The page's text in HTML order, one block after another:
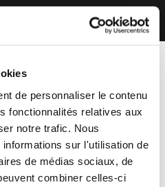
de personnaliser le contenu
fonctionnalités relatives aux
notre trafic. Nous
sur l'utilisation de
de médias sociaux, de
combiner celles-ci